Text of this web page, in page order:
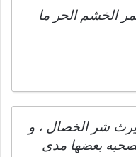
الخشم الحر ما
يرث شر الخصال ، و
بعضها مدى